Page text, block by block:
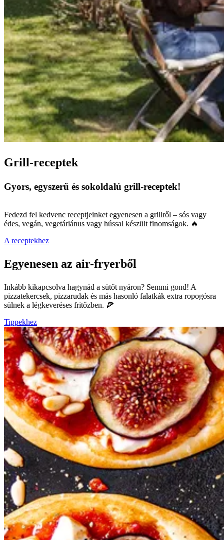
Grill-receptek
Gyors, egyszerű és sokoldalú grill-receptek!
Fedezd fel kedvenc receptjeinket egyenesen a grillről – sós vagy
édes, vegán, vegetáriánus vagy hússal készült finomságok. 🔥
A receptekhez
Egyenesen az air-fryerből
Inkább kikapcsolva hagynád a sütőt nyáron? Semmi gond! A
pizzatekercsek, pizzarudak és más hasonló falatkák extra ropogósra
sülnek a légkeveréses fritőzben. 🍕
Tippekhez